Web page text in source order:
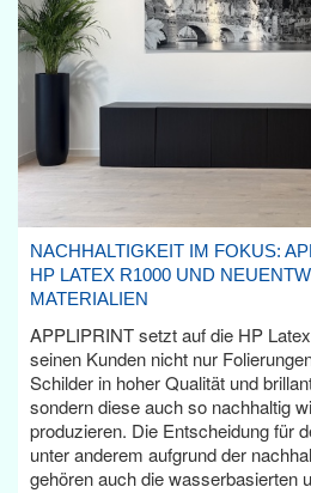
NACHHALTIGKEIT IM FOKUS:
HP LATEX R1000 UND
MATERIALIEN
APPLIPRINT setzt auf die HP
seinen Kunden nicht nur
Schilder in hoher Qualität und
sondern diese auch so nachhaltig
produzieren. Die Entscheidung für
unter anderem aufgrund der
gehören auch die wasserbasierten